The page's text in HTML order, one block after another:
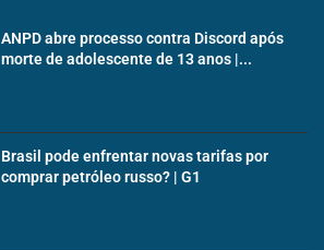
ANPD abre processo contra Discord após
morte de adolescente de 13 anos |...
Brasil pode enfrentar novas tarifas por
comprar petróleo russo? | G1